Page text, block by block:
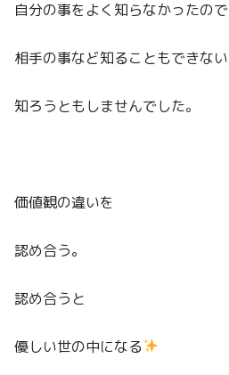
自分の事をよく知らなかったので
相手の事など知ることもできない
知ろうともしませんでした。
価値観の違いを
認め合う。
認め合うと
優しい世の中になる